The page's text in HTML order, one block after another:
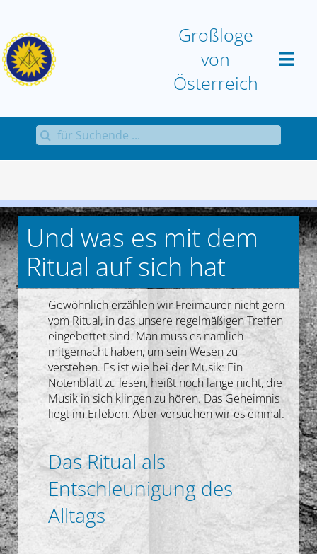
springen
Großloge
von
Österreich
Home
Aktuell
Sammlungen
Antworten
Gedanken
Deutsch
Suche
nach:
Und was es mit dem
Ritual auf sich hat
Gewöhnlich erzählen wir Freimaurer nicht gern
vom Ritual, in das unsere regelmäßigen Treffen
eingebettet sind. Man muss es nämlich
mitgemacht haben, um sein Wesen zu
verstehen. Es ist wie bei der Musik: Ein
Notenblatt zu lesen, heißt noch lange nicht, die
Musik in sich klingen zu hören. Das Geheimnis
liegt im Erleben. Aber versuchen wir es einmal.
Das Ritual als
Entschleunigung des
Alltags